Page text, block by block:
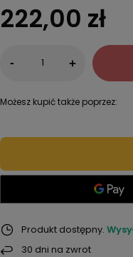
222,00 zł
- +
Możesz kupić także poprzez:
Produkt dostępny
30 dni na zwrot